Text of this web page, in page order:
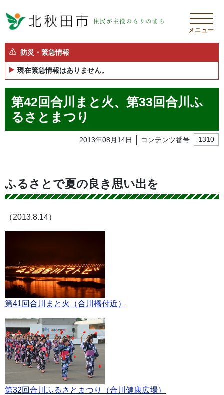
メニュー
防災・緊急情報
現在緊急情報はありません。
第42回合川まと火、第33回合川ふ
るさとまつり
2013年08月14日 コンテンツ番号 1310
ふるさとで夏の良き思い出を
（2013.8.14）
第41回合川まと火（合川橋付近）
第32回合川ふるさとまつり（合川健康広場）